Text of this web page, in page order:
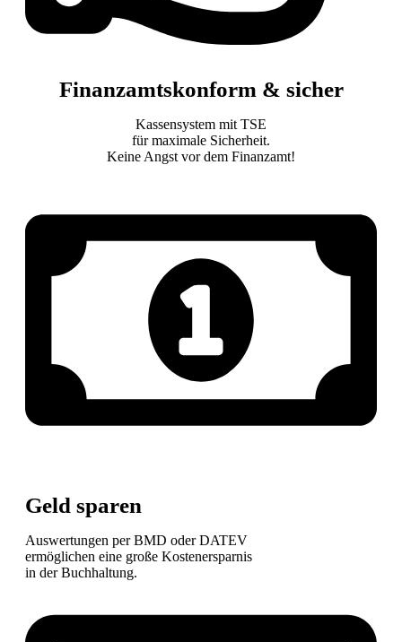
Finanzamtskonform & sicher
Kassensystem mit TSE
für maximale Sicherheit.
Keine Angst vor dem Finanzamt!
Geld sparen
Auswertungen per BMD oder DATEV
ermöglichen eine große Kostenersparnis
in der Buchhaltung.